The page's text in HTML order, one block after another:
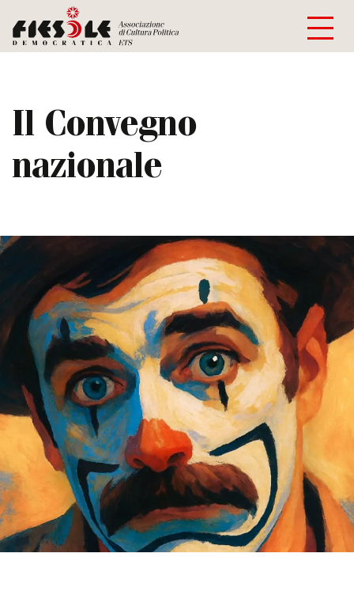
Il Convegno
nazionale